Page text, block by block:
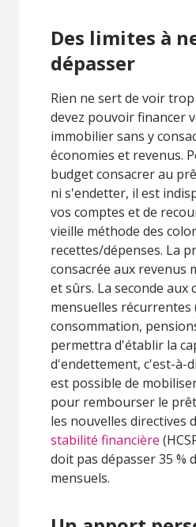
Des limites à
dépasser
Rien ne sert de voir
devez pouvoir financer
immobilier sans y
économies et revenus.
budget consacrer au
ni s'endetter, il est
vos comptes et de
vieille méthode des
recettes/dépenses. La
consacrée aux revenus
et sûrs. La seconde aux
mensuelles récurrentes
consommation,
permettra d'établir la
d'endettement, c'est-à-
est possible de
pour rembourser le
les nouvelles directives
stabilité financière
doit pas dépasser 35 %
mensuels.